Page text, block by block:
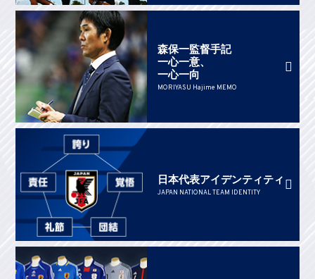
森保一監督手記
一心一意、
一心一向
MORIYASU Hajime MEMO
日本代表アイデンティティ
JAPAN NATIONAL TEAM IDENTITY